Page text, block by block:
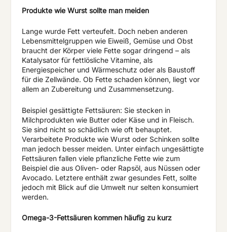
Produkte wie Wurst sollte man meiden
Lange wurde Fett verteufelt. Doch neben anderen
Lebensmittelgruppen wie Eiweiß, Gemüse und Obst
braucht der Körper viele Fette sogar dringend – als
Katalysator für fettlösliche Vitamine, als
Energiespeicher und Wärmeschutz oder als Baustoff
für die Zellwände. Ob Fette schaden können, liegt vor
allem an Zubereitung und Zusammensetzung.
Beispiel gesättigte Fettsäuren: Sie stecken in
Milchprodukten wie Butter oder Käse und in Fleisch.
Sie sind nicht so schädlich wie oft behauptet.
Verarbeitete Produkte wie Wurst oder Schinken sollte
man jedoch besser meiden. Unter einfach ungesättigte
Fettsäuren fallen viele pflanzliche Fette wie zum
Beispiel die aus Oliven- oder Rapsöl, aus Nüssen oder
Avocado. Letztere enthält zwar gesundes Fett, sollte
jedoch mit Blick auf die Umwelt nur selten konsumiert
werden.
Omega-3-Fettsäuren kommen häufig zu kurz